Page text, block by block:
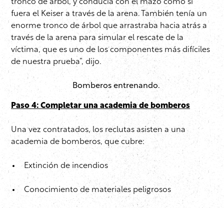
tronco de árbol, y conducía con el mazo como si
fuera el Keiser a través de la arena. También tenía un
enorme tronco de árbol que arrastraba hacia atrás a
través de la arena para simular el rescate de la
víctima, que es uno de los componentes más difíciles
de nuestra prueba”, dijo.
Bomberos entrenando.
Paso 4: Completar una academia de bomberos
Una vez contratados, los reclutas asisten a una
academia de bomberos, que cubre:
Extinción de incendios
Conocimiento de materiales peligrosos